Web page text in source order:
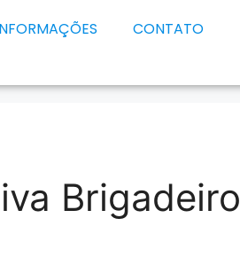
CONTATO
Brigadeiro